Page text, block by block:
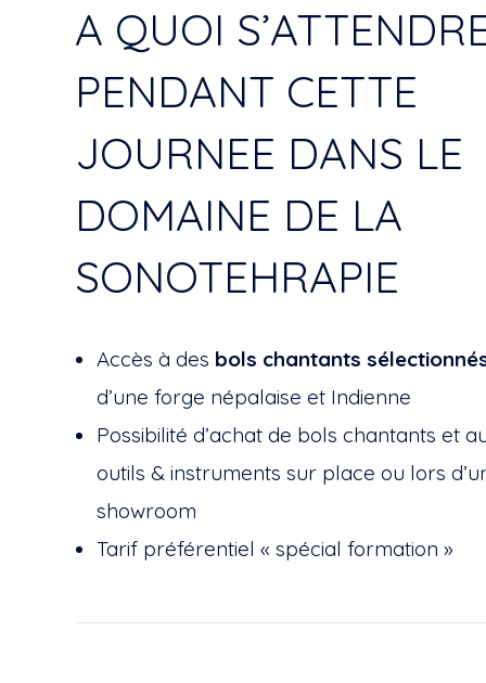
A QUOI
PENDANT CETTE
JOURNEE DANS LE
DOMAINE DE LA
SONOTEHRAPIE
Accès à des bols chantants
d’une forge népalaise et Indienne
Possibilité d’achat de bols chantants et
outils & instruments sur place ou lors
showroom
Tarif préférentiel « spécial formation »